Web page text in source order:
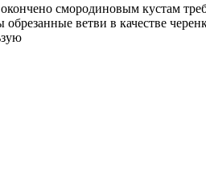
смородиновым кустам
обрезанные ветви в качестве